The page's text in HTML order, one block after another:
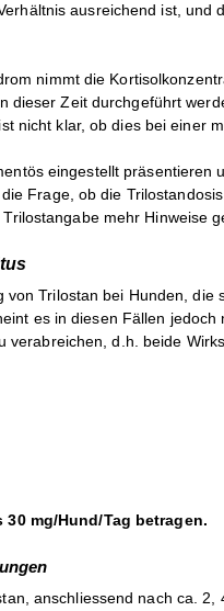
ausreichend ist,
nimmt die
dieser Zeit durchgeführt
nicht klar, ob dies bei einer
eingestellt
Frage, ob die
mehr Hinweise
Trilostan bei Hunden,
es in diesen Fällen
verabreichen, d.h. beide
mg/Hund/Tag betragen.
anschliessend nach ca.